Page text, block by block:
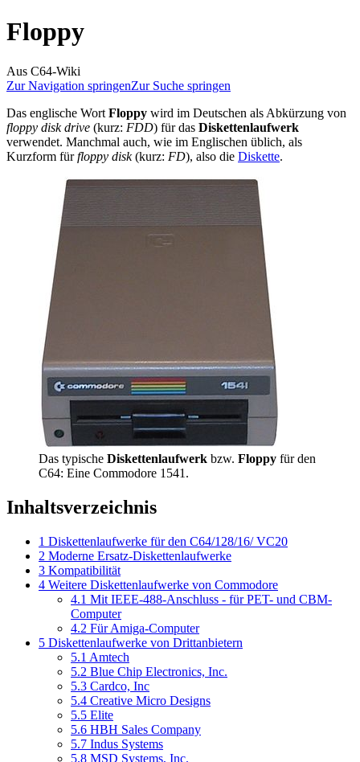
Floppy
Aus C64-Wiki
Zur Navigation springenZur Suche springen
Das englische Wort Floppy wird im Deutschen als Abkürzung von
floppy disk drive (kurz: FDD) für das Diskettenlaufwerk
verwendet. Manchmal auch, wie im Englischen üblich, als
Kurzform fürfloppy disk(kurz: FD), also die Diskette.
Das typische Diskettenlaufwerk bzw. Floppy für den
C64: Eine Commodore 1541.
Inhaltsverzeichnis
1 Diskettenlaufwerke für den C64/128/16/ VC20
2 Moderne Ersatz-Diskettenlaufwerke
3 Kompatibilität
4 Weitere Diskettenlaufwerke von Commodore
4.1 Mit IEEE-488-Anschluss - für PET- und CBM-
Computer
4.2 Für Amiga-Computer
5 Diskettenlaufwerke von Drittanbietern
5.1 Amtech
5.2 Blue Chip Electronics, Inc.
5.3 Cardco, Inc
5.4 Creative Micro Designs
5.5 Elite
5.6 HBH Sales Company
5.7 Indus Systems
5.8 MSD Systems, Inc.